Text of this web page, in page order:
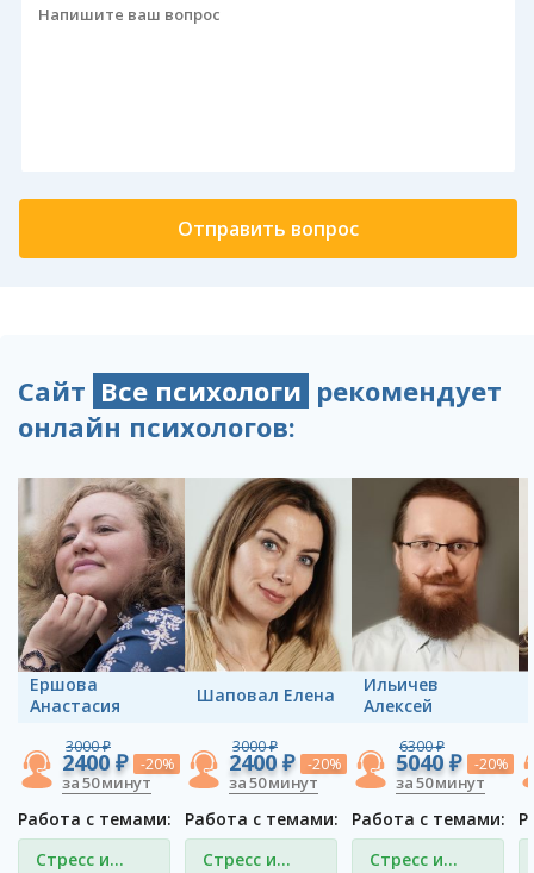
Сайт Все психологи рекомендует
онлайн психологов:
Ершова
Анастасия
3000 ₽
2400 ₽ -20%
за 50 минут
Работа с темами:
Стресс и
Шаповал Елена
3000 ₽
2400 ₽ -20%
за 50 минут
Работа с темами:
Стресс и
Ильичев
Алексей
6300 ₽
5040 ₽ -20%
за 50 минут
Работа с темами:
Стресс и